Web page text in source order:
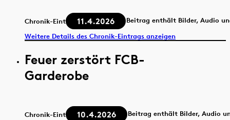
Chronik-Eintrag 11.4.2026
Beitrag enthält Bilder, Audio
Weitere Details des Chronik-Eintrags anzeigen
Feuer zerstört FCB-
Garderobe
Chronik-Eintrag 10.4.2026
Beitrag enthält Bilder, Audio